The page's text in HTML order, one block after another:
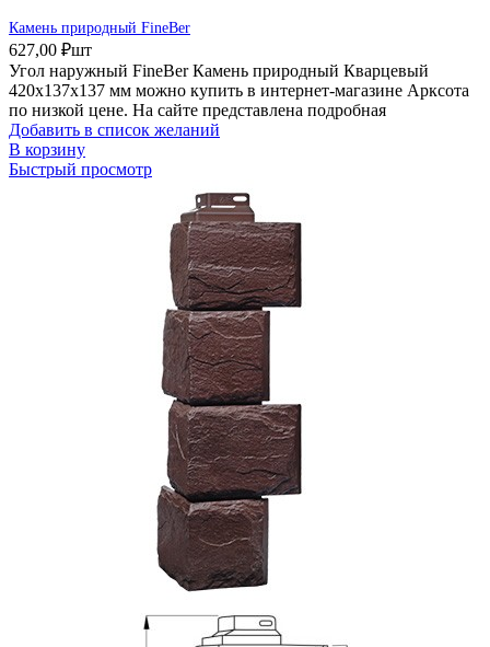
Камень природный FineBer
627,00 ₽шт
Угол наружный FineBer Камень природный Кварцевый
420х137х137 мм можно купить в интернет-магазине Арксота
по низкой цене. На сайте представлена подробная
Добавить в список желаний
В корзину
Быстрый просмотр